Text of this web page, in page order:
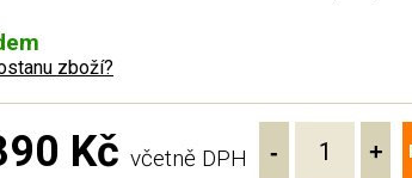
zboží?
Kč včetně DPH - +